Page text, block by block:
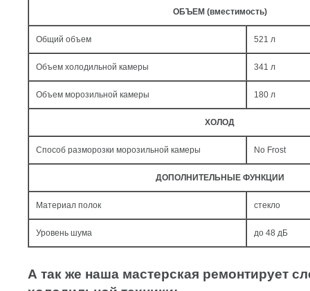
ОБЪЕМ (вместимость)
Общий объем 521 л
Объем холодильной камеры 341 л
Объем морозильной камеры 180 л
ХОЛОД
Способ разморозки морозильной камеры No Frost
ДОПОЛНИТЕЛЬНЫЕ ФУНКЦИИ
Материал полок стекло
Уровень шума до 48 дБ
А так же наша мастерская ремонтирует